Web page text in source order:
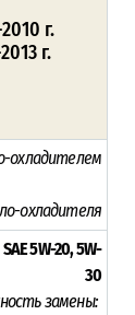
г.
г.
охладителем
охладителя
SAE 5W-20, 5W-
30
замены: